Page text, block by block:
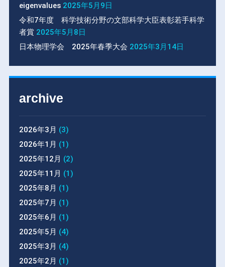
eigenvalues 2025年5月9日
令和7年度 科学技術分野の文部科学大臣表彰若手科学
者賞 2025年5月8日
日本物理学会 2025年春季大会 2025年3月14日
archive
2026年3月 (3)
2026年1月 (1)
2025年12月 (2)
2025年11月 (1)
2025年8月 (1)
2025年7月 (1)
2025年6月 (1)
2025年5月 (4)
2025年3月 (4)
2025年2月 (1)